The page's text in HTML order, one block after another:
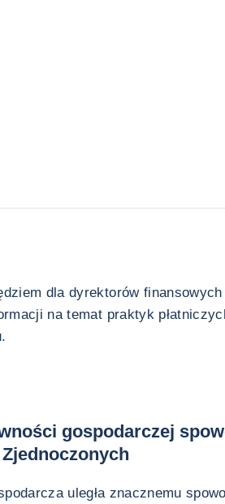
dla dyrektorów
na temat praktyk
gospodarczej
uległa znacznemu